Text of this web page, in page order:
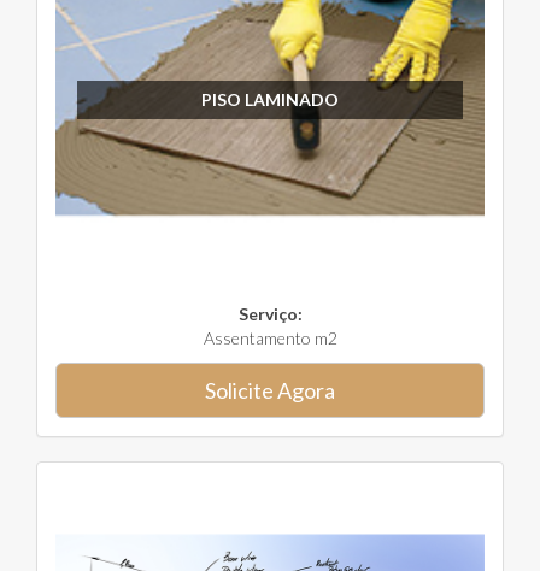
PISO LAMINADO
Serviço:
Assentamento m2
Solicite Agora